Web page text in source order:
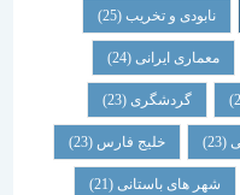
نابودی و تخریب (25)
معماری ایرانی (24)
گردشگری(23)
خلیج فارس (23)
شهر های باستانی(21)